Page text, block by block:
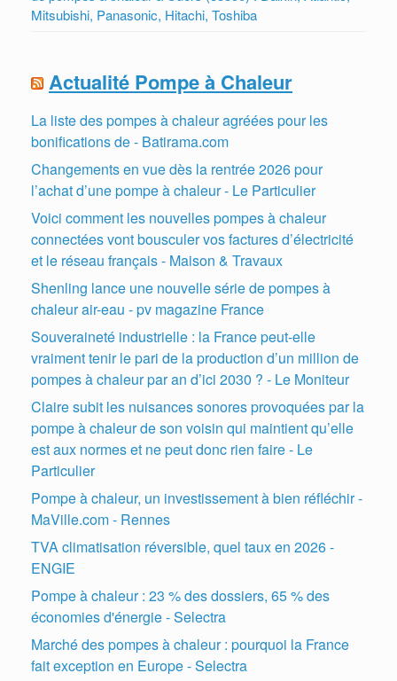
Mitsubishi, Panasonic, Hitachi, Toshiba
Actualité Pompe à Chaleur
La liste des pompes à chaleur agréées pour les
bonifications de - Batirama.com
Changements en vue dès la rentrée 2026 pour
l’achat d’une pompe à chaleur - Le Particulier
Voici comment les nouvelles pompes à chaleur
connectées vont bousculer vos factures d’électricité
et le réseau français - Maison & Travaux
Shenling lance une nouvelle série de pompes à
chaleur air-eau - pv magazine France
Souveraineté industrielle : la France peut-elle
vraiment tenir le pari de la production d’un million de
pompes à chaleur par an d’ici 2030 ? - Le Moniteur
Claire subit les nuisances sonores provoquées par la
pompe à chaleur de son voisin qui maintient qu’elle
est aux normes et ne peut donc rien faire - Le
Particulier
Pompe à chaleur, un investissement à bien réfléchir -
MaVille.com - Rennes
TVA climatisation réversible, quel taux en 2026 -
ENGIE
Pompe à chaleur : 23 % des dossiers, 65 % des
économies d'énergie - Selectra
Marché des pompes à chaleur : pourquoi la France
fait exception en Europe - Selectra